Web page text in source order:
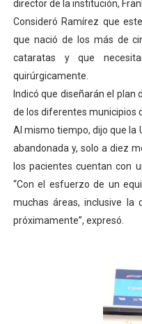
Fundecem inició con
El Lactario del Iahula
Plan Vacacional
Iniciación al yoga
Mincomunas impulsa
Expertos
director de la institución,
Consideró Ramírez que
que nació de los más de
cataratas y que
quirúrgicamente.
Indicó que diseñarán el
de los diferentes municipios
Al mismo tiempo, dijo que la
abandonada y, solo a diez
los pacientes cuentan con
“Con el esfuerzo de un
muchas áreas, inclusive la
próximamente”, expresó.